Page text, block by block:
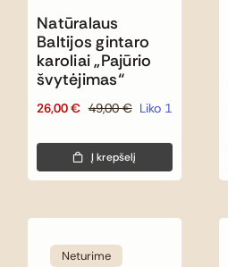
Natūralaus
Baltijos gintaro
karoliai „Pajūrio
švytėjimas“
49,00€
Original
was:
49,00 €.
26,00€
Current
is:
26,00 €.
Liko 1
Į krepšelį
Neturime